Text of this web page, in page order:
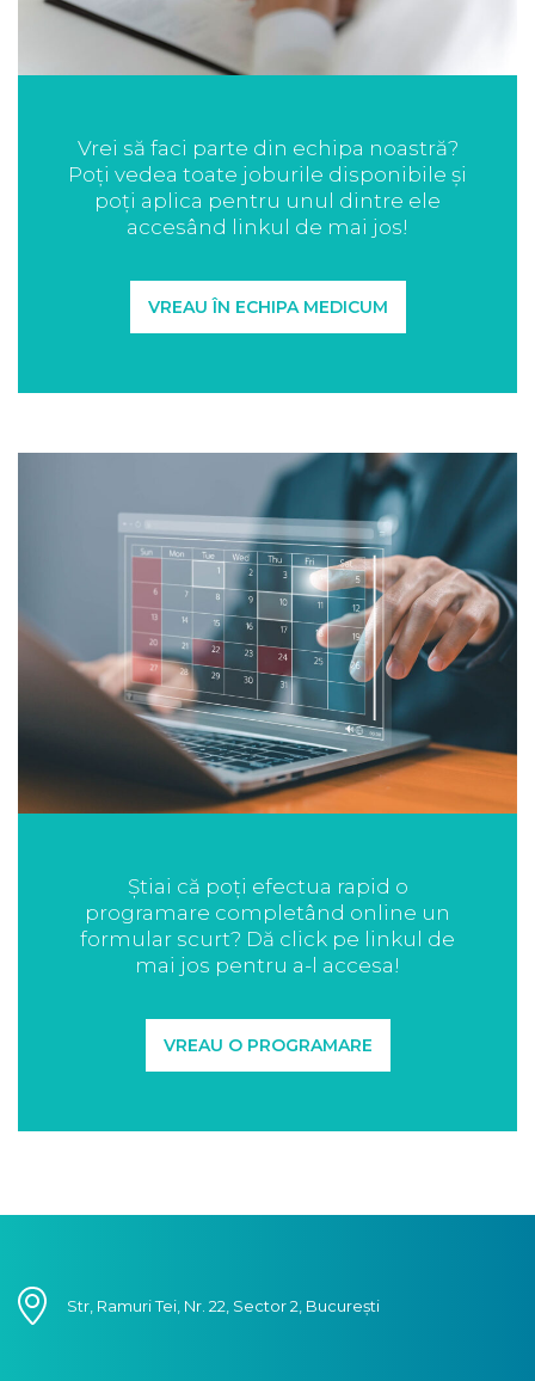
Vrei să faci parte din echipa noastră?
Poți vedea toate joburile disponibile și
poți aplica pentru unul dintre ele
accesând linkul de mai jos!
VREAU ÎN ECHIPA MEDICUM
Știai că poți efectua rapid o
programare completând online un
formular scurt? Dă click pe linkul de
mai jos pentru a-l accesa!
VREAU O PROGRAMARE
Str, Ramuri Tei, Nr. 22, Sector 2, București